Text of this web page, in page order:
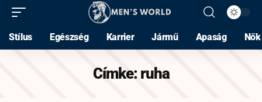
Stílus Egészség Karrier Jármű Apaság Nők
Címke: ruha